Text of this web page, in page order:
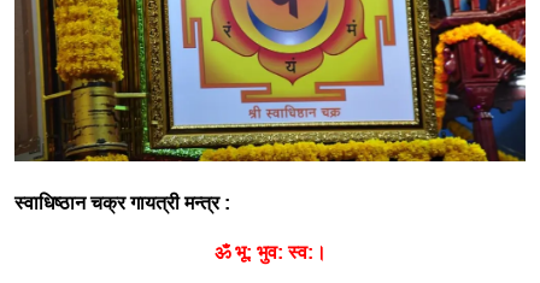
स्वाधिष्ठान चक्र गायत्री मन्त्र:
ॐ भू: भुव:स्व: ।